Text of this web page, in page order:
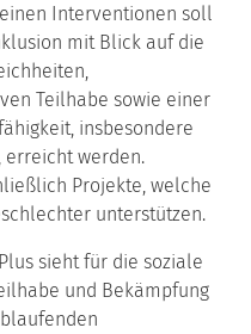
Interventionen soll
mit Blick auf die
Teilhabe sowie einer
insbesondere
erreicht werden.
Projekte, welche
unterstützen.
sieht für die soziale
und Bekämpfung